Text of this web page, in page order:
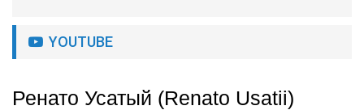
YOUTUBE
Ренато Усатый (Renato Usatii)